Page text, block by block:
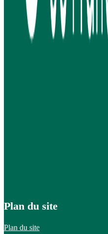
Plan du site
Plan du site